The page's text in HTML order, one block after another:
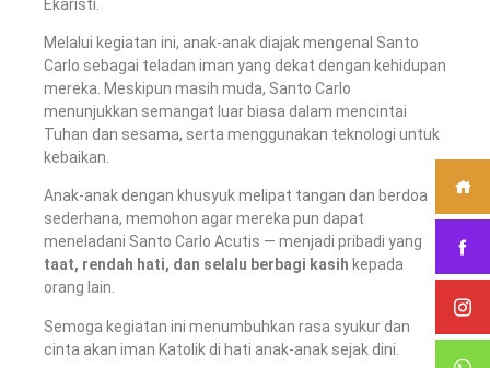
Ekaristi.
Melalui kegiatan ini, anak-anak diajak mengenal Santo
Carlo sebagai teladan iman yang dekat dengan kehidupan
mereka. Meskipun masih muda, Santo Carlo
menunjukkan semangat luar biasa dalam mencintai
Tuhan dan sesama, serta menggunakan teknologi untuk
kebaikan.
Anak-anak dengan khusyuk melipat tangan dan berdoa
sederhana, memohon agar mereka pun dapat
meneladani Santo Carlo Acutis — menjadi pribadi yang
taat, rendah hati, dan selalu berbagi kasih kepada
orang lain.
Semoga kegiatan ini menumbuhkan rasa syukur dan
cinta akan iman Katolik di hati anak-anak sejak dini.